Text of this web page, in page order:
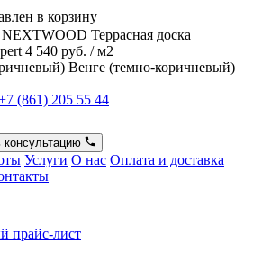
в корзину
Террасная доска
4 540 руб. / м2
Венге (темно-коричневый)
(861) 205 55 44
консультацию
Услуги О нас Оплата и доставка
прайс-лист